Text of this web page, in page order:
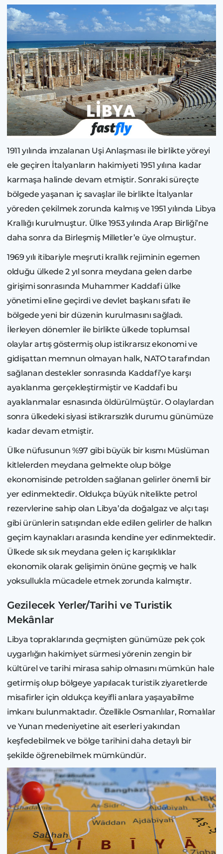
1911 yılında imzalanan Uşi Anlaşması ile birlikte yöreyi
ele geçiren İtalyanların hakimiyeti 1951 yılına kadar
karmaşa halinde devam etmiştir. Sonraki süreçte
bölgede yaşanan iç savaşlar ile birlikte İtalyanlar
yöreden çekilmek zorunda kalmış ve 1951 yılında Libya
Krallığı kurulmuştur. Ülke 1953 yılında Arap Birliği’ne
daha sonra da Birleşmiş Milletler’e üye olmuştur.
1969 yılı itibariyle meşruti krallık rejiminin egemen
olduğu ülkede 2 yıl sonra meydana gelen darbe
girişimi sonrasında Muhammer Kaddafi ülke
yönetimi eline geçirdi ve devlet başkanı sıfatı ile
bölgede yeni bir düzenin kurulmasını sağladı.
İlerleyen dönemler ile birlikte ülkede toplumsal
olaylar artış göstermiş olup istikrarsız ekonomi ve
gidişattan memnun olmayan halk, NATO tarafından
sağlanan destekler sonrasında Kaddafi’ye karşı
ayaklanma gerçekleştirmiştir ve Kaddafi bu
ayaklanmalar esnasında öldürülmüştür. O olaylardan
sonra ülkedeki siyasi istikrarsızlık durumu günümüze
kadar devam etmiştir.
Ülke nüfusunun %97 gibi büyük bir kısmı Müslüman
kitlelerden meydana gelmekte olup bölge
ekonomisinde petrolden sağlanan gelirler önemli bir
yer edinmektedir. Oldukça büyük nitelikte petrol
rezervlerine sahip olan Libya’da doğalgaz ve alçı taşı
gibi ürünlerin satışından elde edilen gelirler de halkın
geçim kaynakları arasında kendine yer edinmektedir.
Ülkede sık sık meydana gelen iç karışıklıklar
ekonomik olarak gelişimin önüne geçmiş ve halk
yoksullukla mücadele etmek zorunda kalmıştır.
Gezilecek Yerler/Tarihi ve Turistik
Mekânlar
Libya topraklarında geçmişten günümüze pek çok
uygarlığın hakimiyet sürmesi yörenin zengin bir
kültürel ve tarihi mirasa sahip olmasını mümkün hale
getirmiş olup bölgeye yapılacak turistik ziyaretlerde
misafirler için oldukça keyifli anlara yaşayabilme
imkanı bulunmaktadır. Özellikle Osmanlılar, Romalılar
ve Yunan medeniyetine ait eserleri yakından
keşfedebilmek ve bölge tarihini daha detaylı bir
şekilde öğrenebilmek mümkündür.